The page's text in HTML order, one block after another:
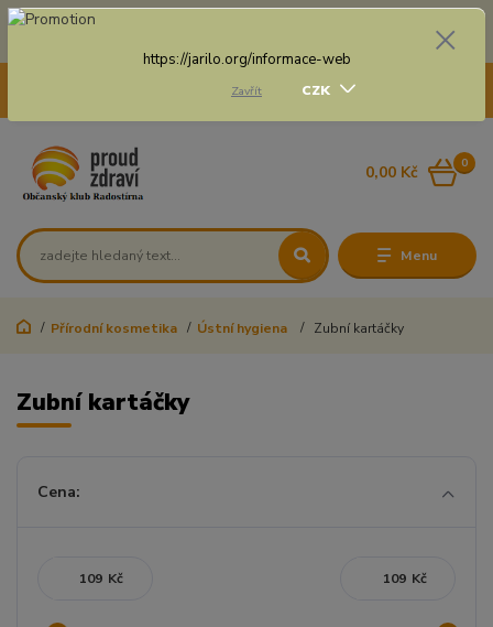
Doprava zdarma na některé druhy dopravy při nákupu
Menu
CZK
0
0,00 Kč
Přírodní kosmetika Ústní hygiena Zubní kartáčky
Zubní kartáčky
Cena:
Kč Kč
https://jarilo.org/informace-web
Zavřít